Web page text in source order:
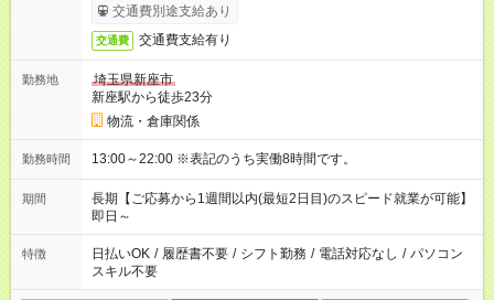
交通費別途支給あり
交通費 交通費支給有り
勤務地
埼玉県新座市
新座駅から徒歩23分
物流・倉庫関係
勤務時間 13:00～22:00 ※表記のうち実働8時間です。
期間
長期【ご応募から1週間以内(最短2日目)のスピード就業が可能】
即日～
特徴 日払いOK / 履歴書不要 / シフト勤務 / 電話対応なし / パソコン
スキル不要